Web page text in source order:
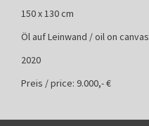
150 x 130 cm
Öl auf Leinwand / oil on canvas
2020
Preis / price: 9.000,- €